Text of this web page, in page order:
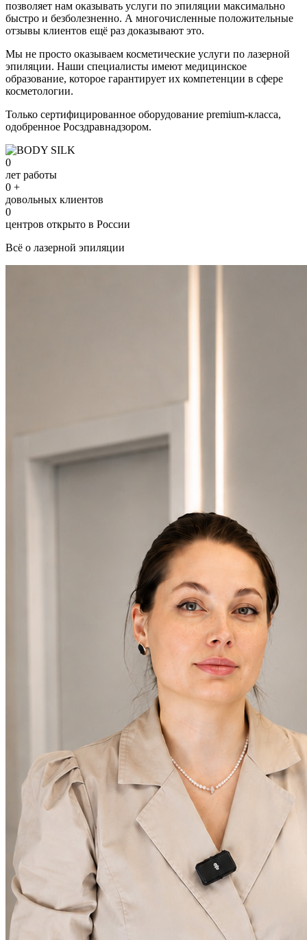
позволяет нам оказывать услуги по эпиляции максимально
быстро и безболезненно. А многочисленные положительные
отзывы клиентов ещё раз доказывают это.
Мы не просто оказываем косметические услуги по лазерной
эпиляции. Наши специалисты имеют медицинское
образование, которое гарантирует их компетенции в сфере
косметологии.
Только сертифицированное оборудование premium-класса,
одобренное Росздравнадзором.
0
лет работы
0 +
довольных клиентов
0
центров открыто в России
Всё о лазерной эпиляции